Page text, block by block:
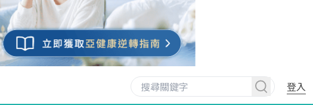
登入